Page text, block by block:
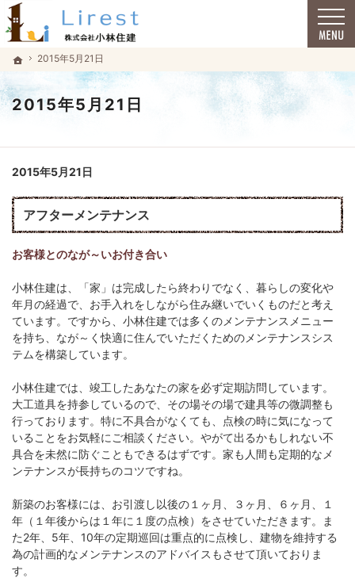
ホーム
2015年5月21日
2015年5月21日
福井市で安心の一戸建て｜小林住建
福井市で安心の一戸建て｜小林住建
2015年5月21日
アフターメンテナンス
お客様とのなが～いお付き合い
小林住建は、「家」は完成したら終わりでなく、暮らしの変化や
年月の経過で、お手入れをしながら住み継いでいくものだと考え
ています。ですから、小林住建では多くのメンテナンスメニュー
を持ち、なが～く快適に住んでいただくためのメンテナンスシス
テムを構築しています。
小林住建では、竣工したあなたの家を必ず定期訪問しています。
大工道具を持参しているので、その場その場で建具等の微調整も
行っております。特に不具合がなくても、点検の時に気になって
いることをお気軽にご相談ください。やがて出るかもしれない不
具合を未然に防ぐこともできるはずです。家も人間も定期的なメ
ンテナンスが長持ちのコツですね。
新築のお客様には、お引渡し以後の１ヶ月、３ヶ月、６ヶ月、１
年（１年後からは１年に１度の点検）をさせていただきます。ま
た2年、5年、10年の定期巡回は重点的に点検し、建物を維持する
為の計画的なメンテナンスのアドバイスもさせて頂いておりま
す。
ホーム
2015年5月21日